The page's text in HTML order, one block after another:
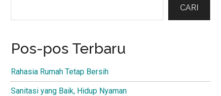
CARI
Pos-pos Terbaru
Rahasia Rumah Tetap Bersih
Sanitasi yang Baik, Hidup Nyaman